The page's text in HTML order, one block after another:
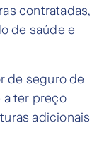
contratadas,
de saúde e
de seguro de
a ter preço
adicionais